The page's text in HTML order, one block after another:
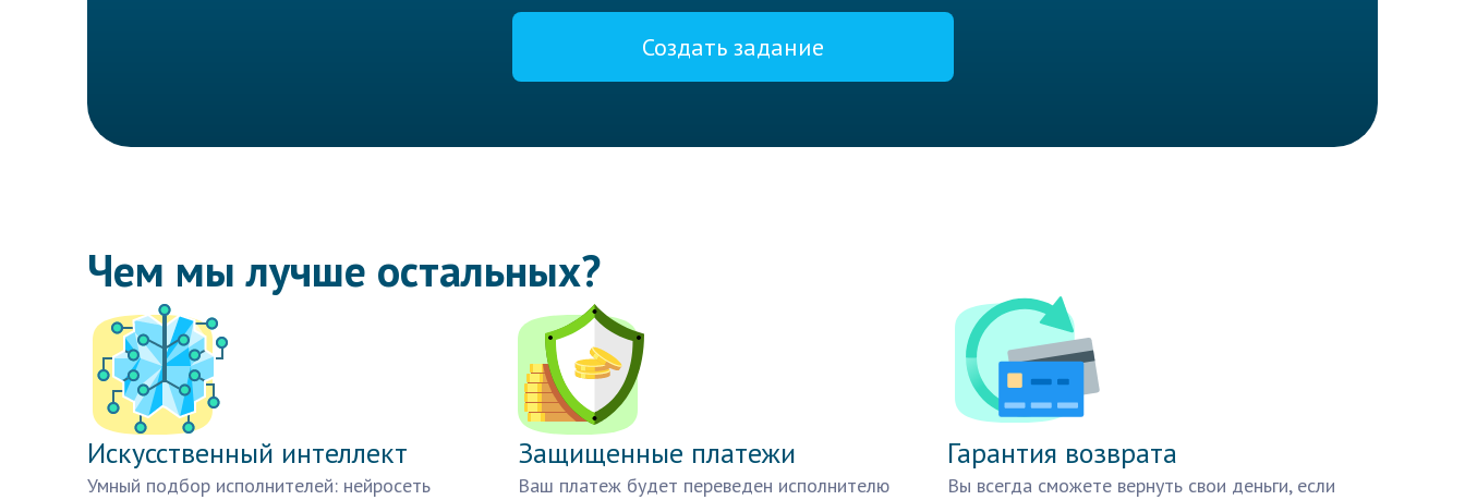
Создать задание
Чем мы лучше остальных?
Искусственный интеллект
Умный подбор исполнителей: нейросеть
Защищенные платежи
Ваш платеж будет переведен исполнителю
Гарантия возврата
Вы всегда сможете вернуть свои деньги, если